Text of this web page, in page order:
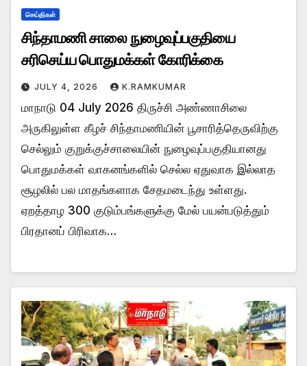
செய்திகள்
சிந்தாமணி சாலை நுழைவுப்பகுதியை
சரிசெய்ய பொதுமக்கள் கோரிக்கை
JULY 4, 2026 K.RAMKUMAR
மாநாடு 04 July 2026 திருச்சி அண்ணாசிலை
அருகிலுள்ள கீழச் சிந்தாமணியின் பூசாரித்தெருவிற்கு
செல்லும் குறுக்குச்சாலையின் நுழைவுப்பகுதியானது
பொதுமக்கள் வாகனங்களில் செல்ல ஏதுவாக இல்லாத
சூழலில் பல மாதங்களாக சேதமடைந்து உள்ளது.
ஏறத்தாழ 300 குடும்பங்களுக்கு மேல் பயன்படுத்தும்
பிரதானப் பிரிவாக…